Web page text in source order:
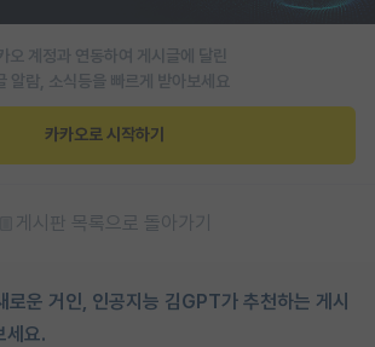
오 계정과 연동하여 게시글에 달린
알람, 소식등을 빠르게 받아보세요
카카오로 시작하기
게시판 목록으로 돌아가기
로운 거인, 인공지능 김GPT가 추천하는 게시
세요.